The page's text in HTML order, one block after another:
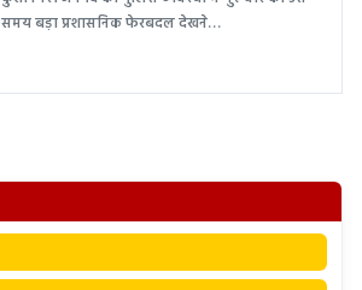
समय बड़ा प्रशासनिक फेरबदल देखने…